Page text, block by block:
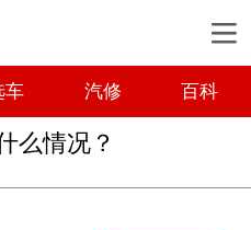
车 汽修 百科
么情况？